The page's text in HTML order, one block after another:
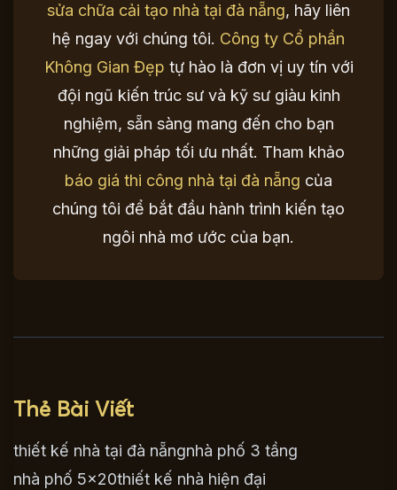
sửa chữa cải tạo nhà tại đà nẵng, hãy liên
hệ ngay với chúng tôi. Công ty Cổ phần
Không Gian Đẹp tự hào là đơn vị uy tín với
đội ngũ kiến trúc sư và kỹ sư giàu kinh
nghiệm, sẵn sàng mang đến cho bạn
những giải pháp tối ưu nhất. Tham khảo
báo giá thi công nhà tại đà nẵng của
chúng tôi để bắt đầu hành trình kiến tạo
ngôi nhà mơ ước của bạn.
Thẻ Bài Viết
thiết kế nhà tại đà nẵngnhà phố 3 tầng
nhà phố 5×20thiết kế nhà hiện đại